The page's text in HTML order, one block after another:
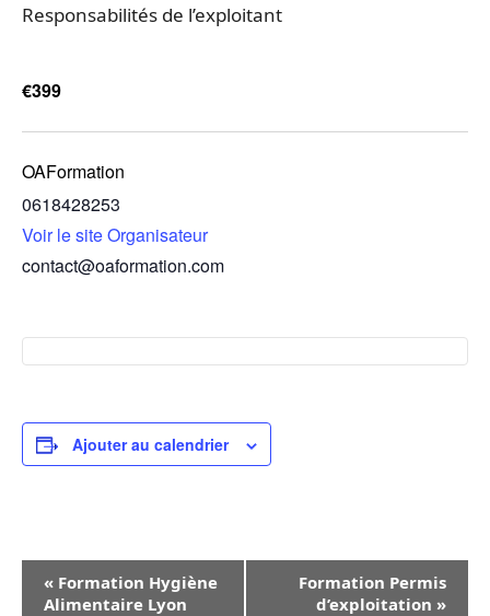
Responsabilités de l’exploitant
€399
OAFormation
0618428253
Voir le site Organisateur
contact@oaformation.com
Ajouter au calendrier
« Formation Hygiène
Alimentaire Lyon
Formation Permis
d’exploitation »